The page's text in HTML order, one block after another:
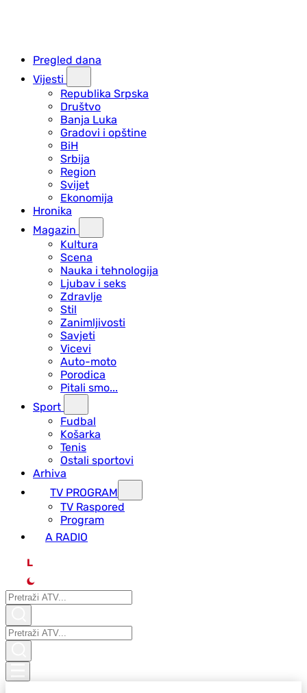
Pregled dana
Vijesti
Republika Srpska
Društvo
Banja Luka
Gradovi i opštine
BiH
Srbija
Region
Svijet
Ekonomija
Hronika
Magazin
Kultura
Scena
Nauka i tehnologija
Ljubav i seks
Zdravlje
Stil
Zanimljivosti
Savjeti
Vicevi
Auto-moto
Porodica
Pitali smo...
Sport
Fudbal
Košarka
Tenis
Ostali sportovi
Arhiva
TV PROGRAM
ТV Raspored
Program
A RADIO
L